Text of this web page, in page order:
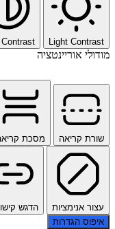
Light Contrast
Contrast
מודולי אוריינטציה
שורת קריאה מסכת
עצור אנימציות
הדגש
איפוס הגדרות